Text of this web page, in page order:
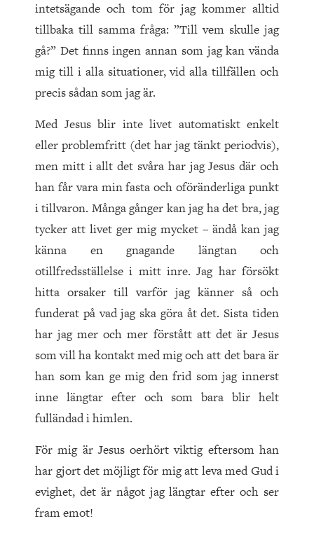
intetsägande och tom för jag kommer alltid
tillbaka till samma fråga: ”Till vem skulle jag
gå?” Det finns ingen annan som jag kan vända
mig till i alla situationer, vid alla tillfällen och
precis sådan som jag är.
Med Jesus blir inte livet automatiskt enkelt
eller problemfritt (det har jag tänkt periodvis),
men mitt i allt det svåra har jag Jesus där och
han får vara min fasta och oföränderliga punkt
i tillvaron. Många gånger kan jag ha det bra, jag
tycker att livet ger mig mycket – ändå kan jag
känna en gnagande längtan och
otillfredsställelse i mitt inre. Jag har försökt
hitta orsaker till varför jag känner så och
funderat på vad jag ska göra åt det. Sista tiden
har jag mer och mer förstått att det är Jesus
som vill ha kontakt med mig och att det bara är
han som kan ge mig den frid som jag innerst
inne längtar efter och som bara blir helt
fulländad i himlen.
För mig är Jesus oerhört viktig eftersom han
har gjort det möjligt för mig att leva med Gud i
evighet, det är något jag längtar efter och ser
fram emot!